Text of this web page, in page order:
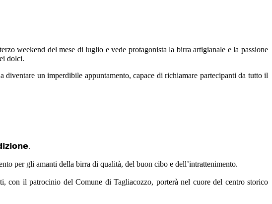
weekend del mese di luglio e vede protagonista la birra artigianale e la passione
dolci.
un imperdibile appuntamento, capace di richiamare partecipanti da tutto il
per gli amanti della birra di qualità, del buon cibo e dell’intrattenimento.
con il patrocinio del Comune di Tagliacozzo, porterà nel cuore del centro storico